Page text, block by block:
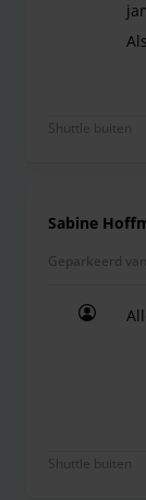
Shuttle buiten
Sabine
Geparkeerd
Shuttle buiten